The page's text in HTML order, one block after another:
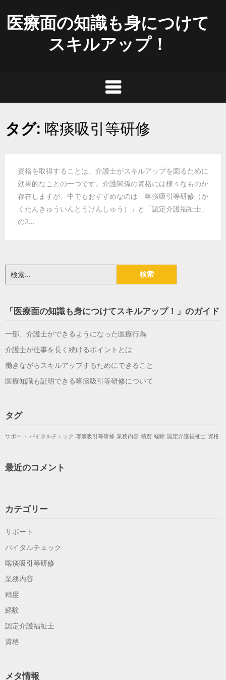
to
content
医療面の知識も身につけて
スキルアップ！
タグ: 喀痰吸引等研修
資格を取得することは、介護士がスキルアップを図るために
効果的なことの一つです。介護関係の資格には様々なものが
存在しますが、中でもおすすめなのは「喀痰吸引等研修（か
くたんきゅういんとうけんしゅう）」と「認定介護福祉士」
の2…
索:
「医療面の知識も身につけてスキルアップ！」のガイド
一部、介護士ができるようになった医療行為
介護士が仕事を長く続けるポイントとは
働きながらスキルアップするためにできること
医療知識も証明できる喀痰吸引等研修について
タグ
サポート バイタルチェック 喀痰吸引等研修 業務内容 精度 経験 認定介護福祉士 資格
最近のコメント
カテゴリー
サポート
バイタルチェック
喀痰吸引等研修
業務内容
精度
経験
認定介護福祉士
資格
メタ情報